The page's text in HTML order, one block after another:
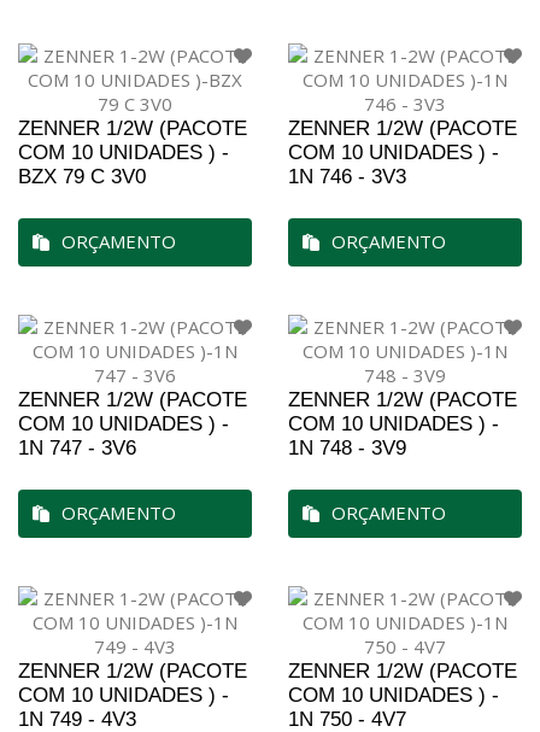
ZENNER 1/2W (PACOTE
COM 10 UNIDADES ) -
BZX 79 C 3V0
ORÇAMENTO
ZENNER 1/2W (PACOTE
COM 10 UNIDADES ) -
1N 746 - 3V3
ORÇAMENTO
ZENNER 1/2W (PACOTE
COM 10 UNIDADES ) -
1N 747 - 3V6
ORÇAMENTO
ZENNER 1/2W (PACOTE
COM 10 UNIDADES ) -
1N 748 - 3V9
ORÇAMENTO
ZENNER 1/2W (PACOTE
COM 10 UNIDADES ) -
1N 749 - 4V3
ZENNER 1/2W (PACOTE
COM 10 UNIDADES ) -
1N 750 - 4V7